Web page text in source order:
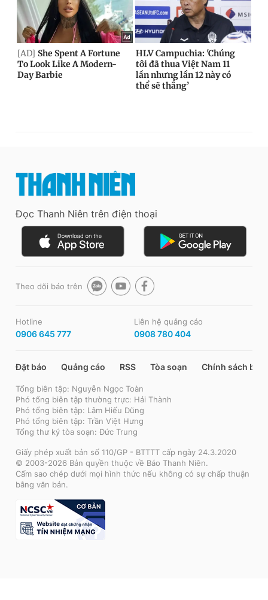
Đọc Thanh Niên trên điện thoại
Theo dõi báo trên
Hotline
0906 645 777
Liên hệ quảng cáo
0908 780 404
Đặt báo Quảng cáo RSS Tòa soạn Chính sách bảo
Tổng biên tập: Nguyễn Ngọc Toàn
Phó tổng biên tập thường trực: Hải Thành
Phó tổng biên tập: Lâm Hiếu Dũng
Phó tổng biên tập: Trần Việt Hưng
Tổng thư ký tòa soạn: Đức Trung
Giấy phép xuất bản số 110/GP - BTTTT cấp ngày 24.3.2020
© 2003-2026 Bản quyền thuộc về Báo Thanh Niên.
Cấm sao chép dưới mọi hình thức nếu không có sự chấp thuận
bằng văn bản.